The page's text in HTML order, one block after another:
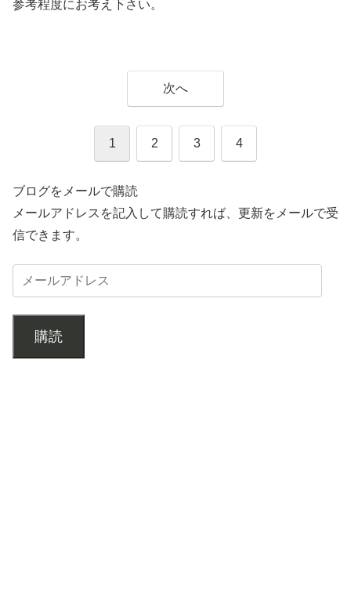
参考程度にお考え下さい。
次へ
1 2 3 4
ブログをメールで購読
メールアドレスを記入して購読すれば、更新をメールで受
信できます。
購読